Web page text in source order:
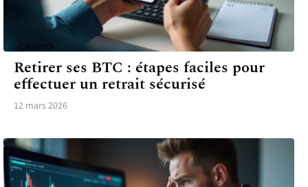
CRYPTO
Retirer ses BTC : étapes faciles pour
effectuer un retrait sécurisé
12 mars 2026